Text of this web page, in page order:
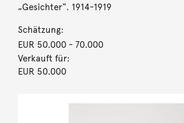
„Gesichter“. 1914-1919
Schätzung:
EUR 50.000- 70.000
Verkauft für:
EUR 50.000